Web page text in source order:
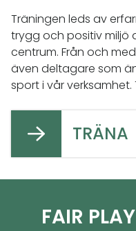
Träningen leds av
trygg och positiv miljö
centrum. Från och
även deltagare som
sport i vår verksamhet.
TRÄNA
FAIR